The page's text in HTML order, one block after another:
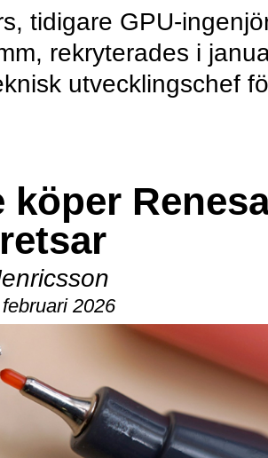
tidigare GPU-
rekryterades i
utvecklingschef
köper
2026